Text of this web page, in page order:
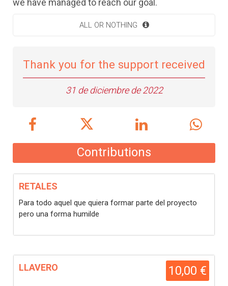
we have managed to reach our goal.
ALL OR NOTHING
Thank you for the support received
31 de diciembre de 2022
Contributions
RETALES
Para todo aquel que quiera formar parte del proyecto
pero una forma humilde
10,00 €
LLAVERO